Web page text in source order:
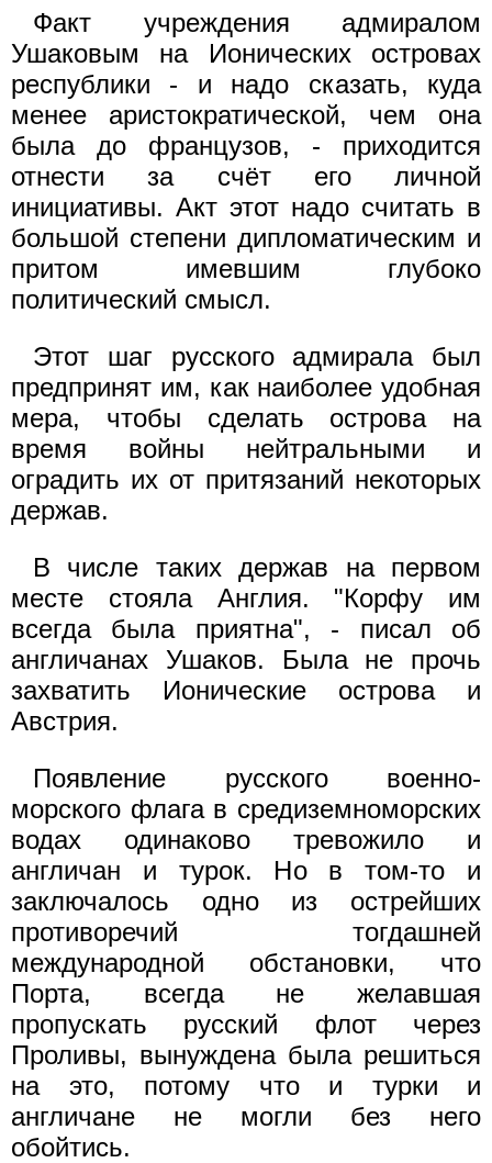
Факт учреждения адмиралом
Ушаковым на Ионических островах
республики - и надо сказать, куда
менее аристократической, чем она
была до французов, - приходится
отнести за счёт его личной
инициативы. Акт этот надо считать в
большой степени дипломатическим и
притом имевшим глубоко
политический смысл.
Этот шаг русского адмирала был
предпринят им, как наиболее удобная
мера, чтобы сделать острова на
время войны нейтральными и
оградить их от притязаний некоторых
держав.
В числе таких держав на первом
месте стояла Англия. "Корфу им
всегда была приятна", - писал об
англичанах Ушаков. Была не прочь
захватить Ионические острова и
Австрия.
Появление русского военно-
морского флага в средиземноморских
водах одинаково тревожило и
англичан и турок. Но в том-то и
заключалось одно из острейших
противоречий тогдашней
международной обстановки, что
Порта, всегда не желавшая
пропускать русский флот через
Проливы, вынуждена была решиться
на это, потому что и турки и
англичане не могли без него
обойтись.